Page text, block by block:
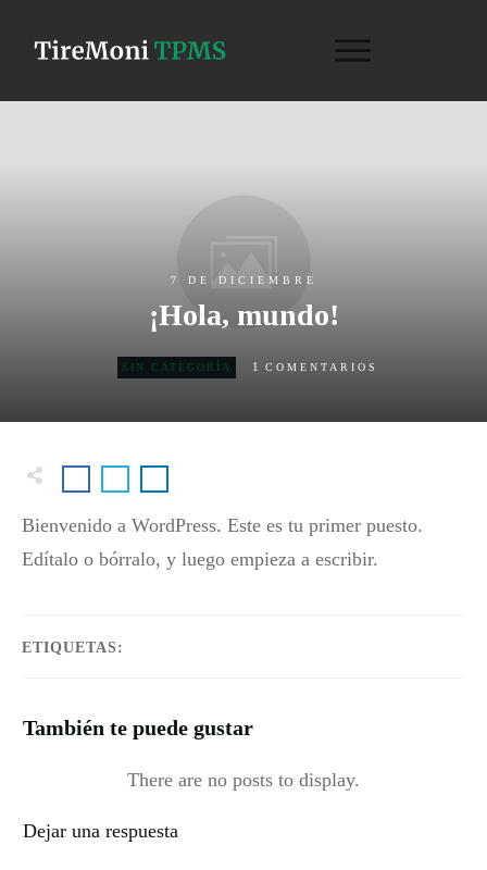
7 DE DICIEMBRE
¡Hola, mundo!
SIN CATEGORÍA 1 COMENTARIOS
Bienvenido a WordPress. Este es tu primer puesto.
Edítalo o bórralo, y luego empieza a escribir.
ETIQUETAS:
También te puede gustar
Dejar una respuesta